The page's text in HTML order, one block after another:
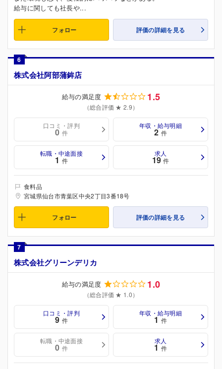
給与に関しても社長や...
フォロー 評価の詳細を見る
6
株式会社阿部蒲鉾店
給与の満足度 1.5
（総合評価 ★ 2.9）
口コミ・評判
0 件
年収・給与明細
2 件
転職・中途面接
1 件
求人
19 件
食料品
宮城県仙台市青葉区中央2丁目3番18号
フォロー 評価の詳細を見る
7
株式会社グリーンデリカ
給与の満足度 1.0
（総合評価 ★ 1.0）
口コミ・評判
9 件
年収・給与明細
1 件
転職・中途面接
0 件
求人
1 件